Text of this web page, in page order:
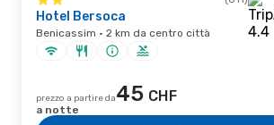
Hotel Bersoca
Benicassim · 2 km da centro città
prezzo a partire da45 CHF
a notte